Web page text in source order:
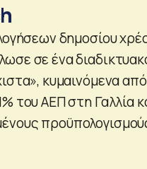
δημοσίου
σε ένα
κυμαινόμενα από
του ΑΕΠ στη Γαλλία